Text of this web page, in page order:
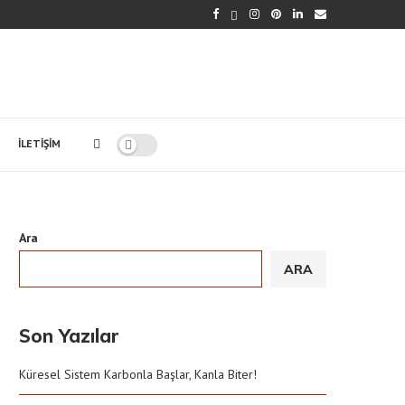
İLETIŞIM
Ara
ARA
Son Yazılar
Küresel Sistem Karbonla Başlar, Kanla Biter!